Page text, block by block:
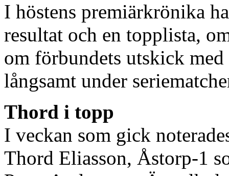
I höstens premiärkrönika
resultat och en topplista,
om förbundets utskick
långsamt under
Thord i topp
I veckan som gick
Thord Eliasson, Åstorp-1